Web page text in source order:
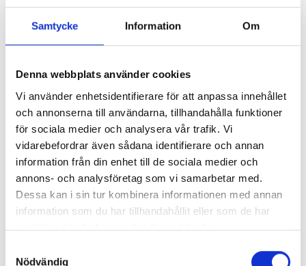
Samtycke Information Om
Denna webbplats använder cookies
Vi använder enhetsidentifierare för att anpassa innehållet
och annonserna till användarna, tillhandahålla funktioner
för sociala medier och analysera vår trafik. Vi
vidarebefordrar även sådana identifierare och annan
information från din enhet till de sociala medier och
annons- och analysföretag som vi samarbetar med.
Dessa kan i sin tur kombinera informationen med annan
information som du har tillhandahållit eller som de har
samlat in när du har använt deras tjänster.
Nödvändig
i Yrkeslärarens undersökning. Men att avfärda
självklarhet att nivåindela.
– Här verkar vi tycka att nivågrupperingar är något
förlegat, som vi lämnat bakom oss. Vi delar inte upp elever
längre, utan alla ska med. Men om alla ska med så måste
vi ha krav och nivåer som gör att alla faktiskt kan hänga
med, säger hon.
Läs hela granskningen av nivågrupperingar